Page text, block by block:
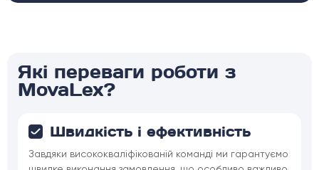
Які переваги роботи з
MovaLex?
Швидкість і ефективність
Завдяки висококваліфікованій команді ми гарантуємо